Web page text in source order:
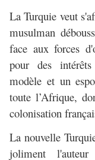
La Turquie veut
musulman
face aux forces
pour des
modèle et un
toute l’Afrique,
colonisation
La nouvelle
joliment